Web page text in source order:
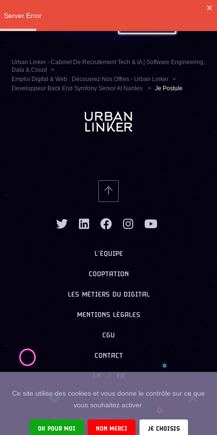
Urban Linker - Cabinet De Recrutement Tech & IA | Software Engineering,
Data & Cloud
Emploi Digital & Web : Découvrez Nos Offres - Urban Linker
Developpeur Back End Symfony Senior At Nantes
Je Postule
L’ÉQUIPE
COOPTATION
LES MÉTIERS DU DIGITAL
MENTIONS LÉGALES
CGU
CONTACT
FR
Copyright ©2026- Urban Linker
Ce site utilise des cookies et vous donne le contrôle sur ce que
vous souhaitez activer.
OK POUR MOI NON MERCI JE CHOISIS
Server Error